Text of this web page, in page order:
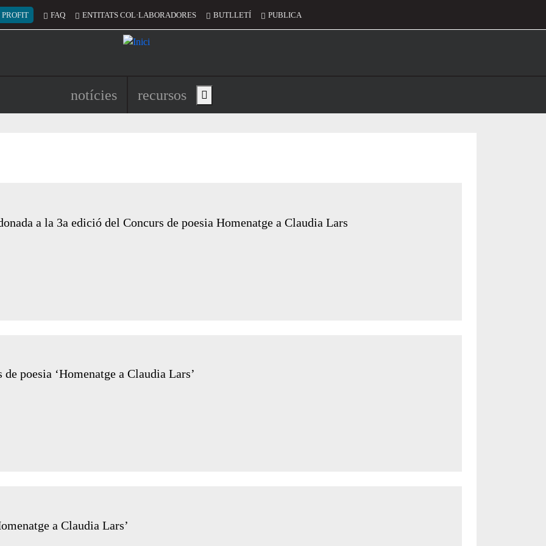
del compte d'usuari
PROFIT FAQ ENTITATS COL·LABORADORES BUTLLETÍ PUBLICA
Navegació principal de l'encapçalament
notícies recursos Show main menu
a la 3a edició del Concurs de poesia Homenatge a Claudia Lars
poesia ‘Homenatge a Claudia Lars’
a Claudia Lars’